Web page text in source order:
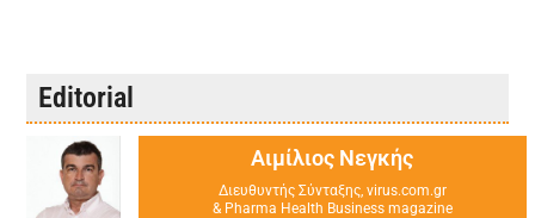
Editorial
Αιμίλιος Νεγκής
Διευθυντής Σύνταξης, virus.com.gr
& Pharma Health Business magazine